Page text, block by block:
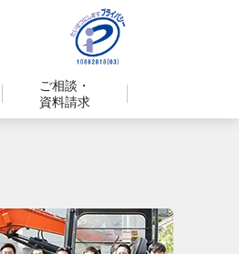
ご相談・
資料請求